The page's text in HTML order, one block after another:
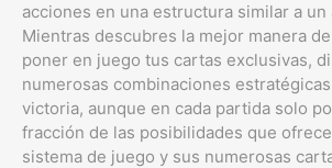
acciones en una estructura similar a
Mientras descubres la mejor manera
poner en juego tus cartas exclusivas,
numerosas combinaciones
victoria, aunque en cada partida solo
fracción de las posibilidades que
sistema de juego y sus numerosas